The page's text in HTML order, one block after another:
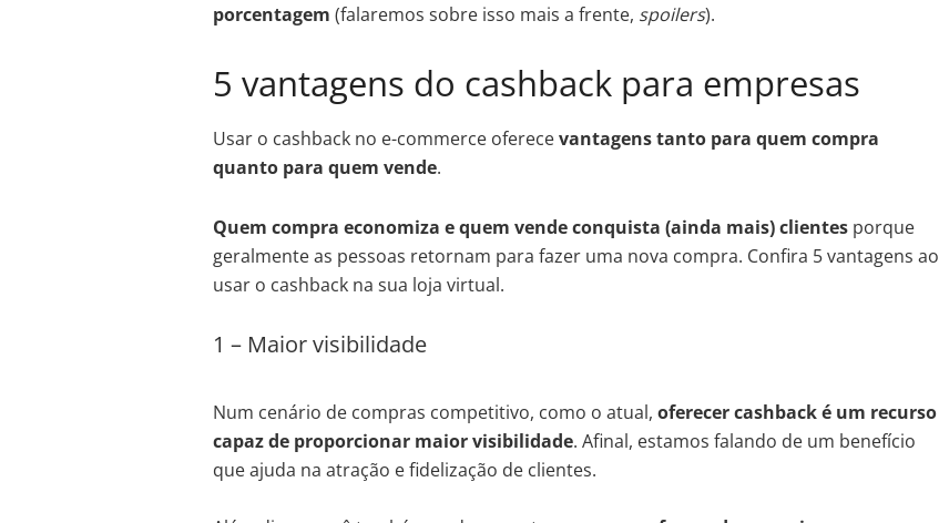
porcentagem (falaremos sobre isso mais a frente, spoilers).
5 vantagens do cashback para empresas
Usar o cashback no e-commerce oferecevantagens tanto para quem compra
quanto para quem vende.
Quem compra economiza e quem vende conquista (ainda mais) clientes porque
geralmente as pessoas retornam para fazer uma nova compra. Confira 5 vantagens ao
usar o cashback na sua loja virtual.
1 – Maior visibilidade
Num cenário de compras competitivo, como o atual, oferecer cashback é um recurso
capaz de proporcionar maior visibilidade. Afinal, estamos falando de um benefício
que ajuda na atração e fidelização de clientes.